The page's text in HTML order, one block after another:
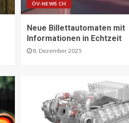
ÖV-NEWS CH
Neue Billettautomaten mit
Informationen in Echtzeit
8. Dezember 2025